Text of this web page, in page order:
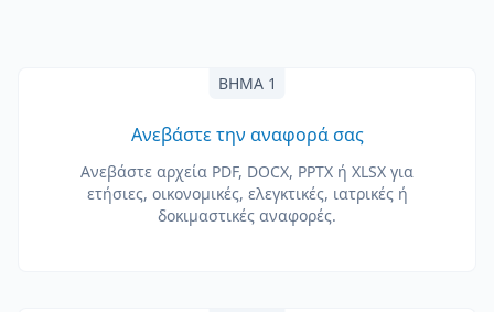
ΒΉΜΑ 1
Ανεβάστε την αναφορά σας
Ανεβάστε αρχεία PDF, DOCX, PPTX ή XLSX για
ετήσιες, οικονομικές, ελεγκτικές, ιατρικές ή
δοκιμαστικές αναφορές.